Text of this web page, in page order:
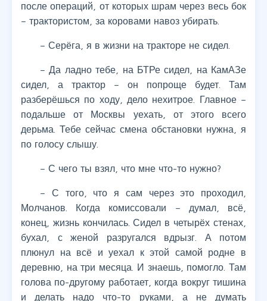
после операций, от которых шрам через весь бок
– трактористом, за коровами навоз убирать.
– Серёга, я в жизни на тракторе не сидел.
– Да ладно тебе, на БТРе сидел, на КамАЗе
сидел, а трактор – он попроще будет. Там
разберёшься по ходу, дело нехитрое. Главное –
подальше от Москвы уехать, от этого всего
дерьма. Тебе сейчас смена обстановки нужна, я
по голосу слышу.
– С чего ты взял, что мне что-то нужно?
– С того, что я сам через это проходил,
Молчанов. Когда комиссовали – думал, всё,
конец, жизнь кончилась. Сидел в четырёх стенах,
бухал, с женой разругался вдрызг. А потом
плюнул на всё и уехал к этой самой родне в
деревню, на три месяца. И знаешь, помогло. Там
голова по-другому работает, когда вокруг тишина
и делать надо что-то руками, а не думать